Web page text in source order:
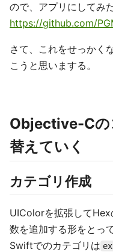
ので、アプリにしてみた
https://github.com/
さて、これをせっかく
こうと思いまする。
Objective-Cの
替えていく
カテゴリ作成
UIColorを拡張して
数を追加する形をとっ
Swiftでのカテゴリは